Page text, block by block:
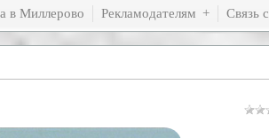
в Миллерово Рекламодателям Связь